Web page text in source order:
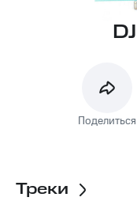
Поделиться
Треки